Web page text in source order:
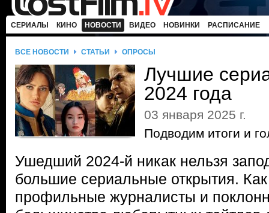
СЕРИАЛЫ КИНО НОВОСТИ ВИДЕО НОВИНКИ РАСПИСАНИЕ
ВСЕ НОВОСТИ СТАТЬИ ОПРОСЫ
Лучшие
2024 года
03 января 2025 г.
Подводим итоги и
Ушедший 2024-й никак нельзя
большие сериальные открытия.
профильные журналисты и